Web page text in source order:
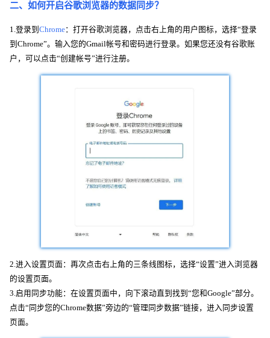
二、如何开启谷歌浏览器的数据同步？
1.登录到 Chrome：打开谷歌浏览器，点击右上角的用户图标，选择“登录
到Chrome”。输入您的Gmail帐号和密码进行登录。如果您还没有谷歌账
户，可以点击“创建帐号”进行注册。
2.进入设置页面：再次点击右上角的三条线图标，选择“设置”进入浏览器
的设置页面。
3.启用同步功能：在设置页面中，向下滚动直到找到“您和Google”部分。
点击“同步您的Chrome数据”旁边的“管理同步数据”链接，进入同步设置
页面。